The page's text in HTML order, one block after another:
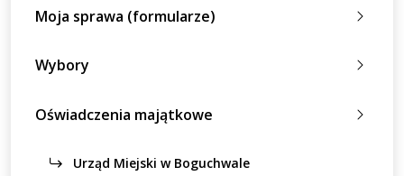
Moja sprawa (formularze)
Wybory
Oświadczenia majątkowe
Urząd Miejski w Boguchwale